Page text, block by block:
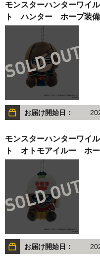
モンスターハンターワイ
ト ハンター ホープ装備
お届け開始日：
モンスターハンターワイ
ト オトモアイルー ホ
お届け開始日：